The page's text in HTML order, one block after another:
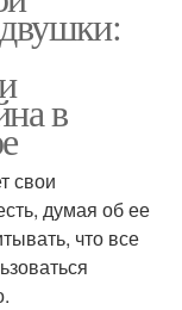
в
свои
думая об ее
что все